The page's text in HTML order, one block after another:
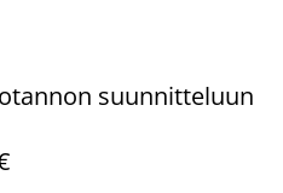
suunnitteluun